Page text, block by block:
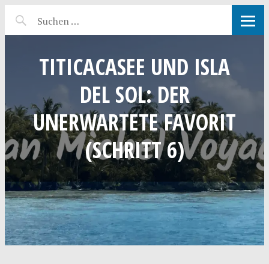
TITICACASEE UND ISLA
DEL SOL: DER
UNERWARTETE FAVORIT
(SCHRITT 6)